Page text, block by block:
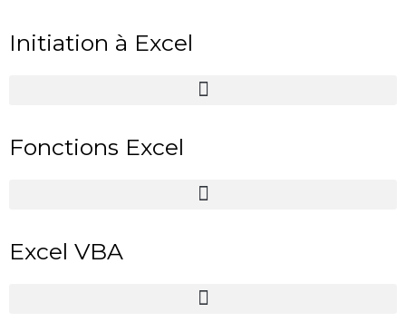
Initiation à Excel
Fonctions Excel
Excel VBA